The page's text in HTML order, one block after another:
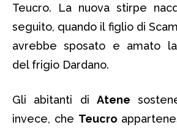
Teucro. La nuova stirpe
seguito, quando il figlio di
avrebbe sposato e amato
del frigio Dardano.
Gli abitanti di Atene
invece, che Teucro